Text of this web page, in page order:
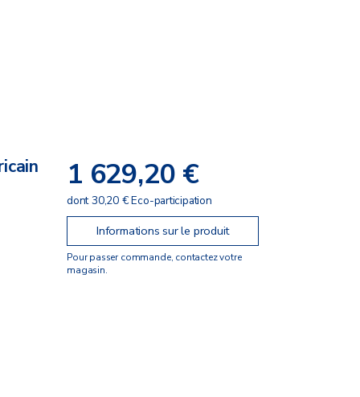
1 629,20 €
dont 30,20 € Eco-participation
Informations sur le produit
Pour passer commande, contactez votre
magasin.